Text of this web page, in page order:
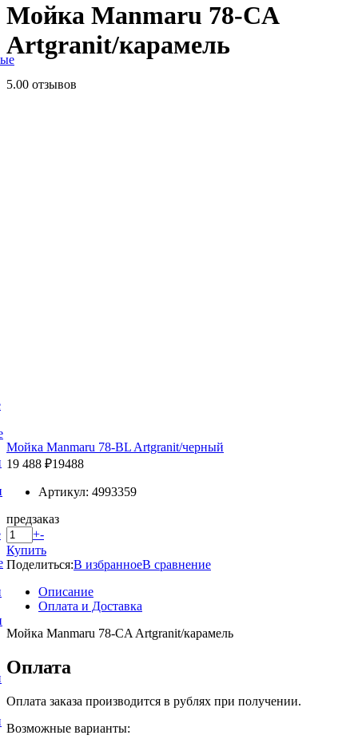
Мойка Manmaru 78-CA
Artgranit/карамель
5.00 отзывов
Мойка Manmaru 78-BL Artgranit/черный
19 488 ₽19488
Артикул: 4993359
предзаказ
+-
Купить
Поделиться:В избранноеВ сравнение
Описание
Оплата и Доставка
Мойка Manmaru 78-CA Artgranit/карамель
Оплата
Оплата заказа производится в рублях при получении.
Возможные варианты: